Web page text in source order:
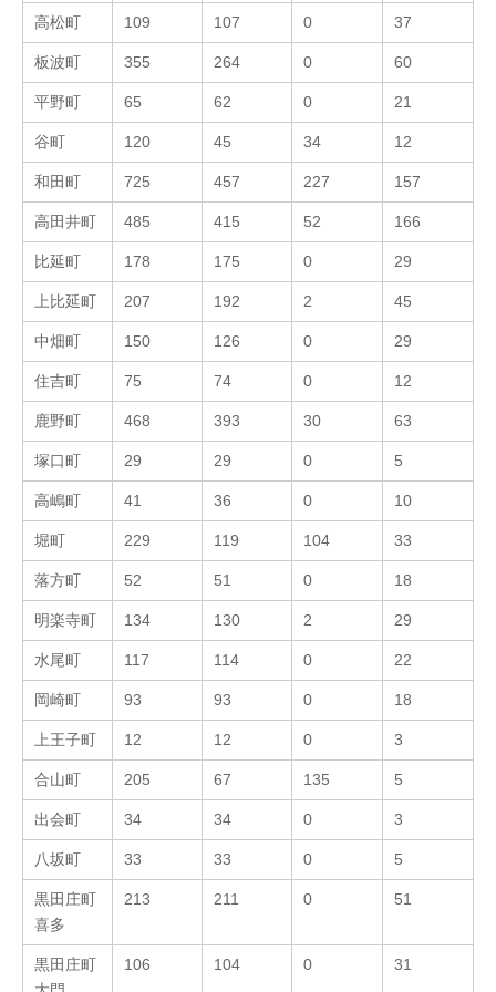
高松町 109 107 0 37
板波町 355 264 0 60
平野町 65 62 0 21
谷町 120 45 34 12
和田町 725 457 227 157
高田井町 485 415 52 166
比延町 178 175 0 29
上比延町 207 192 2 45
中畑町 150 126 0 29
住吉町 75 74 0 12
鹿野町 468 393 30 63
塚口町 29 29 0 5
高嶋町 41 36 0 10
堀町 229 119 104 33
落方町 52 51 0 18
明楽寺町 134 130 2 29
水尾町 117 114 0 22
岡崎町 93 93 0 18
上王子町 12 12 0 3
合山町 205 67 135 5
出会町 34 34 0 3
八坂町 33 33 0 5
黒田庄町
喜多
213 211 0 51
黒田庄町
106 104 0 31